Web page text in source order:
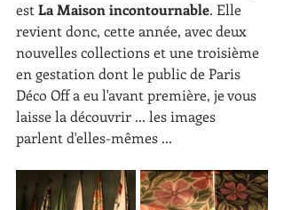
est La Maison incontournable. Elle
revient donc, cette année, avec deux
nouvelles collections et une troisième
en gestation dont le public de Paris
Déco Off a eu l'avant première, je vous
laisse la découvrir ... les images
parlent d'elles-mêmes ...